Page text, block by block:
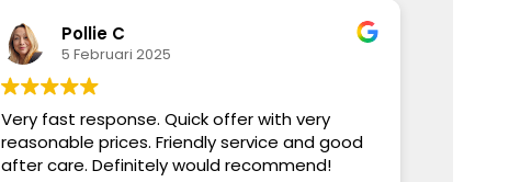
Pollie C
5 Februari 2025
Very fast response. Quick offer with very
reasonable prices. Friendly service and good
after care. Definitely would recommend!